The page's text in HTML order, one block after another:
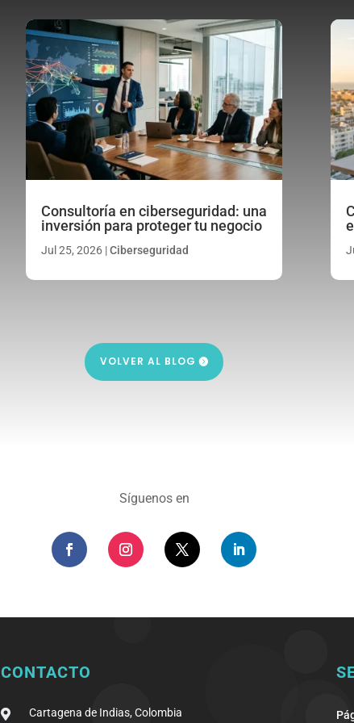
Consultoría en ciberseguridad: una
inversión para proteger tu negocio
Jul 25, 2026|Ciberseguridad
VOLVER AL BLOG
Síguenos en
CONTACTO
 Cartagena de Indias, Colombia